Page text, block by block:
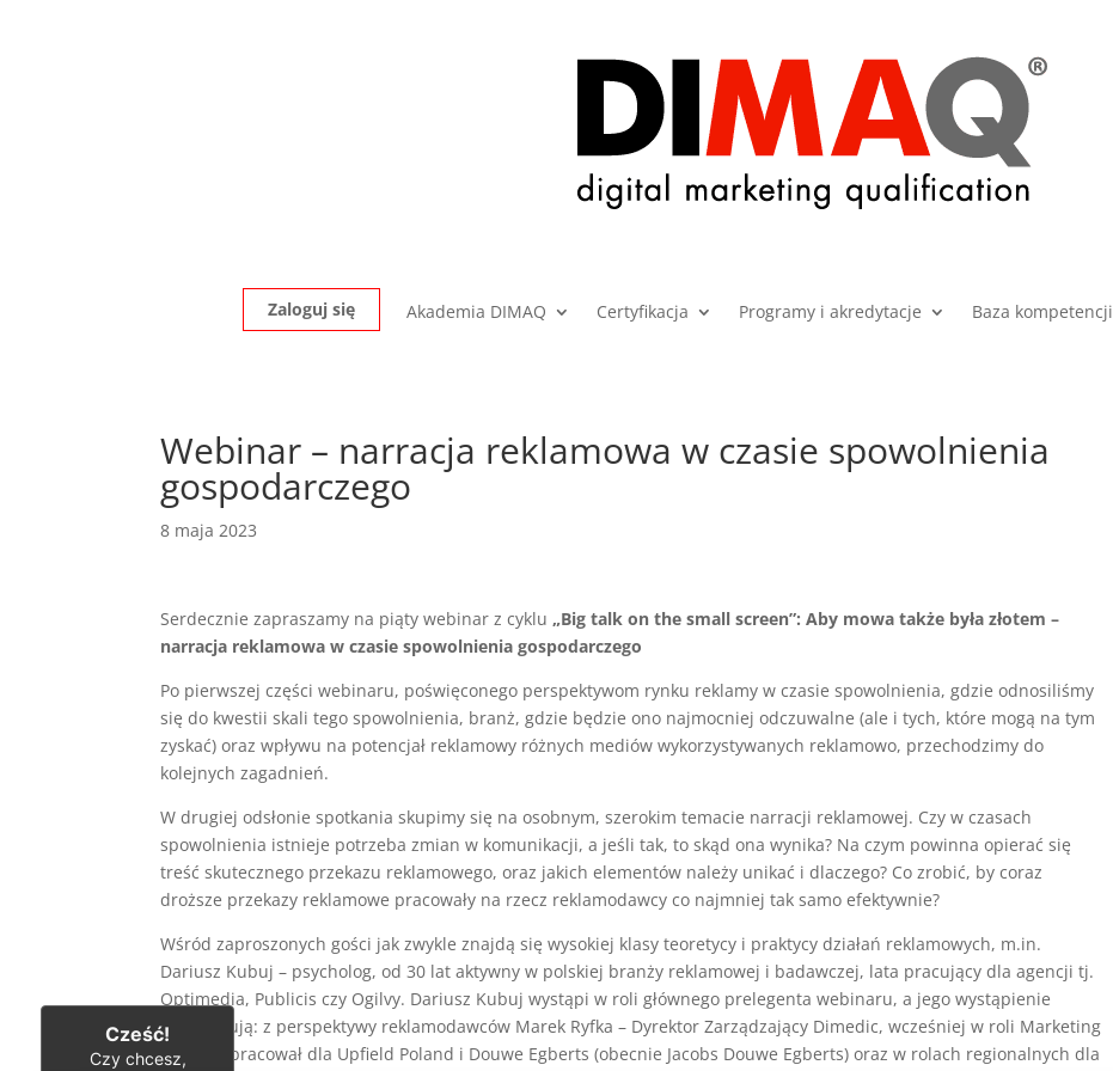
Zaloguj się Akademia DIMAQ Certyfikacja Programy i akredytacje Baza kompetencji
Webinar – narracja reklamowa w czasie spowolnienia
gospodarczego
8 maja 2023
Serdecznie zapraszamy na piąty webinar z cyklu „Big talk on the small screen”: Aby mowa także była złotem –
narracja reklamowa w czasie spowolnienia gospodarczego
Po pierwszej części webinaru, poświęconego perspektywom rynku reklamy w czasie spowolnienia, gdzie odnosiliśmy
się do kwestii skali tego spowolnienia, branż, gdzie będzie ono najmocniej odczuwalne (ale i tych, które mogą na tym
zyskać) oraz wpływu na potencjał reklamowy różnych mediów wykorzystywanych reklamowo, przechodzimy do
kolejnych zagadnień.
W drugiej odsłonie spotkania skupimy się na osobnym, szerokim temacie narracji reklamowej. Czy w czasach
spowolnienia istnieje potrzeba zmian w komunikacji, a jeśli tak, to skąd ona wynika? Na czym powinna opierać się
treść skutecznego przekazu reklamowego, oraz jakich elementów należy unikać i dlaczego? Co zrobić, by coraz
droższe przekazy reklamowe pracowały na rzecz reklamodawcy co najmniej tak samo efektywnie?
Wśród zaproszonych gości jak zwykle znajdą się wysokiej klasy teoretycy i praktycy działań reklamowych, m.in.
Dariusz Kubuj – psycholog, od 30 lat aktywny w polskiej branży reklamowej i badawczej, lata pracujący dla agencji tj.
Optimedia, Publicis czy Ogilvy. Dariusz Kubuj wystąpi w roli głównego prelegenta webinaru, a jego wystąpienie
skomentują: z perspektywy reklamodawców Marek Ryfka – Dyrektor Zarządzający Dimedic, wcześniej w roli Marketing
Director pracował dla Upfield Poland i Douwe Egberts (obecnie Jacobs Douwe Egberts) oraz w rolach regionalnych dla
Cześć!
Czy chcesz,